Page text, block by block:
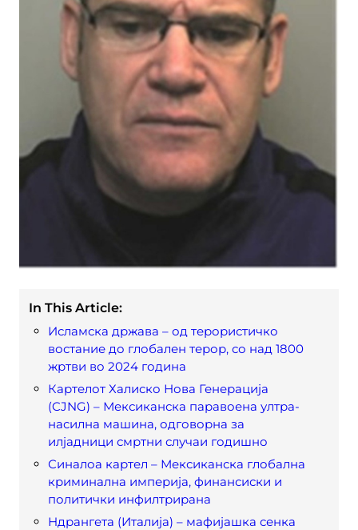
In This Article:
Исламска држава – од терористичко
востание до глобален терор, со над 1800
жртви во 2024 година
Картелот Халиско Нова Генерација
(CJNG) – Мексиканска паравоена ултра-
насилна машина, одговорна за
илјадници смртни случаи годишно
Синалоа картел – Мексиканска глобална
криминална империја, финансиски и
политички инфилтрирана
Ндрангета (Италија) – мафијашка сенка